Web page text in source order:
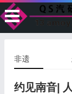
非遗
约见南音|